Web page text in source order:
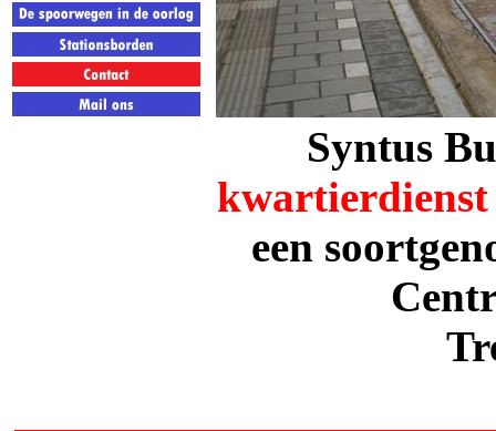
Syntus
kwartierdienst
een